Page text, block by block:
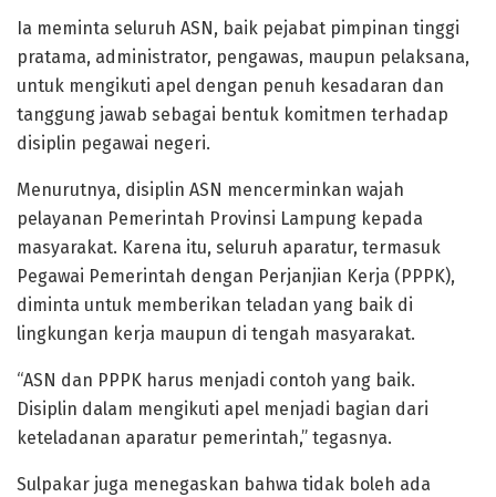
Ia meminta seluruh ASN, baik pejabat pimpinan tinggi
pratama, administrator, pengawas, maupun pelaksana,
untuk mengikuti apel dengan penuh kesadaran dan
tanggung jawab sebagai bentuk komitmen terhadap
disiplin pegawai negeri.
Menurutnya, disiplin ASN mencerminkan wajah
pelayanan Pemerintah Provinsi Lampung kepada
masyarakat. Karena itu, seluruh aparatur, termasuk
Pegawai Pemerintah dengan Perjanjian Kerja (PPPK),
diminta untuk memberikan teladan yang baik di
lingkungan kerja maupun di tengah masyarakat.
“ASN dan PPPK harus menjadi contoh yang baik.
Disiplin dalam mengikuti apel menjadi bagian dari
keteladanan aparatur pemerintah,” tegasnya.
Sulpakar juga menegaskan bahwa tidak boleh ada